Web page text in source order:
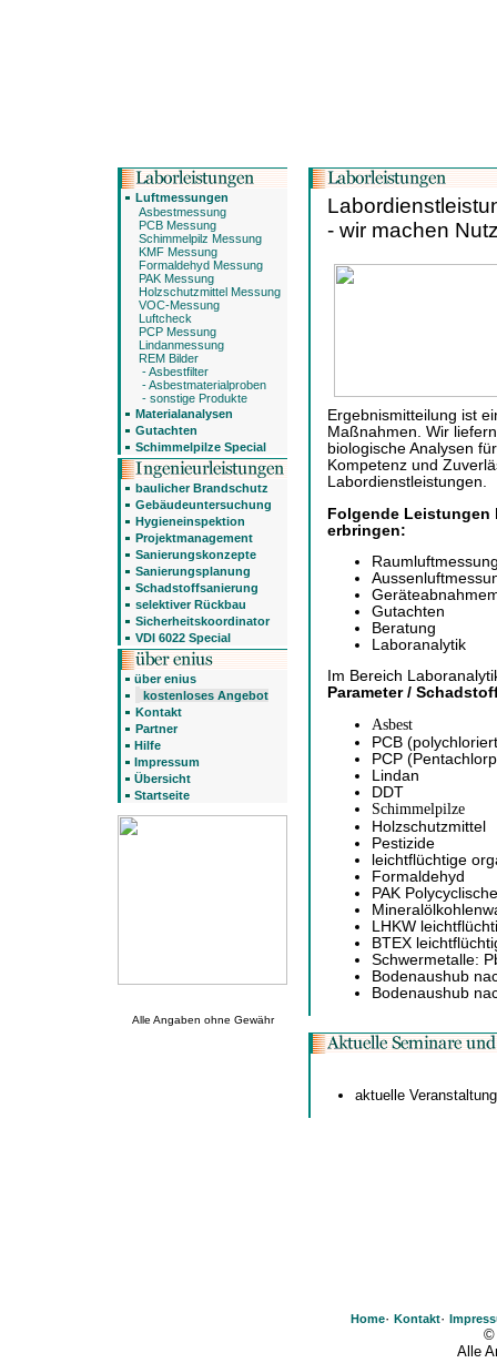
Luftmessungen
Asbestmessung
PCB Messung
Schimmelpilz Messung
KMF Messung
Formaldehyd Messung
PAK Messung
Holzschutzmittel Messung
VOC-Messung
Luftcheck
PCP Messung
Lindanmessung
REM Bilder
- Asbestfilter
- Asbestmaterialproben
- sonstige Produkte
Materialanalysen
Gutachten
Schimmelpilze Special
baulicher Brandschutz
Gebäudeuntersuchung
Hygieneinspektion
Projektmanagement
Sanierungskonzepte
Sanierungsplanung
Schadstoffsanierung
selektiver Rückbau
Sicherheitskoordinator
VDI 6022 Special
über enius
kostenloses Angebot
Kontakt
Partner
Hilfe
Impressum
Übersicht
Startseite
Alle Angaben ohne Gewähr
- wir machen
Ergebnismitteilung ist
Maßnahmen. Wir
biologische Analysen
Kompetenz und
Labordienstleistungen.
Folgende
erbringen:
Gutachten
Beratung
Laboranalytik
Im Bereich
Parameter /
Asbest
PCB
PCP
Lindan
DDT
Schimmelpilze
Holzschutzmittel
Pestizide
leichtflüchtige
Formaldehyd
PAK
LHKW
BTEX
Schwermetalle:
Bodenaushub
Bodenaushub
aktuelle
Home· Kontakt·
©
Alle